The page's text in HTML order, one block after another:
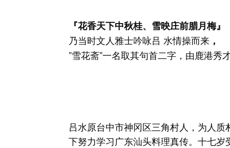
『花香天下中秋桂、雪映庄前腊月梅』
乃当时文人雅士吟咏吕 水情操而来 ，
”雪花斋”一名取其句首二字，由鹿港秀
吕水原台中市神冈区三角村人，为人
下努力学习广东汕头料理真传。十七